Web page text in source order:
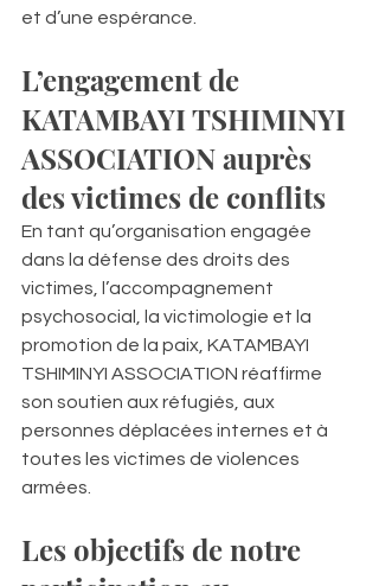
et d’une espérance.
L’engagement de
KATAMBAYI TSHIMINYI
ASSOCIATION auprès
des victimes de conflits
En tant qu’organisation engagée
dans la défense des droits des
victimes, l’accompagnement
psychosocial, la victimologie et la
promotion de la paix, KATAMBAYI
TSHIMINYI ASSOCIATION réaffirme
son soutien aux réfugiés, aux
personnes déplacées internes et à
toutes les victimes de violences
armées.
Les objectifs de notre